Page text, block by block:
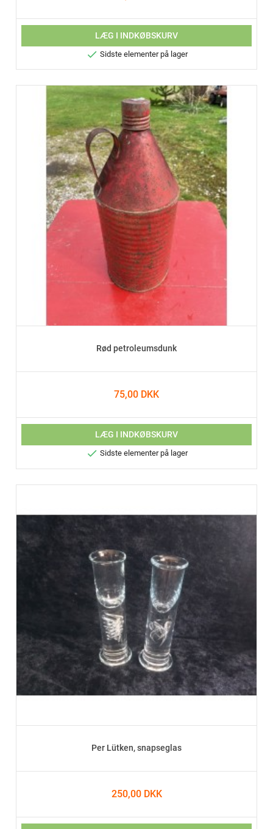
LÆG I INDKØBSKURV
 Sidste elementer på lager
Rød petroleumsdunk
75,00 DKK
LÆG I INDKØBSKURV
 Sidste elementer på lager
Per Lütken, snapseglas
250,00 DKK